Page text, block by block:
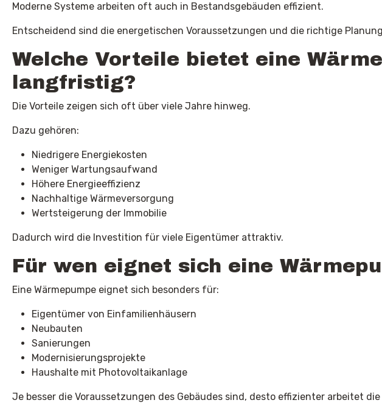
Moderne Systeme arbeiten oft auch in Bestandsgebäuden effizient.
Entscheidend sind die energetischen Voraussetzungen und die richtige
Welche Vorteile bietet eine
langfristig?
Die Vorteile zeigen sich oft über viele Jahre hinweg.
Dazu gehören:
Niedrigere Energiekosten
Weniger Wartungsaufwand
Höhere Energieeffizienz
Nachhaltige Wärmeversorgung
Wertsteigerung der Immobilie
Dadurch wird die Investition für viele Eigentümer attraktiv.
Für wen eignet sich eine
Eine Wärmepumpe eignet sich besonders für:
Eigentümer von Einfamilienhäusern
Neubauten
Sanierungen
Modernisierungsprojekte
Haushalte mit Photovoltaikanlage
Je besser die Voraussetzungen des Gebäudes sind, desto effizienter arbeitet die